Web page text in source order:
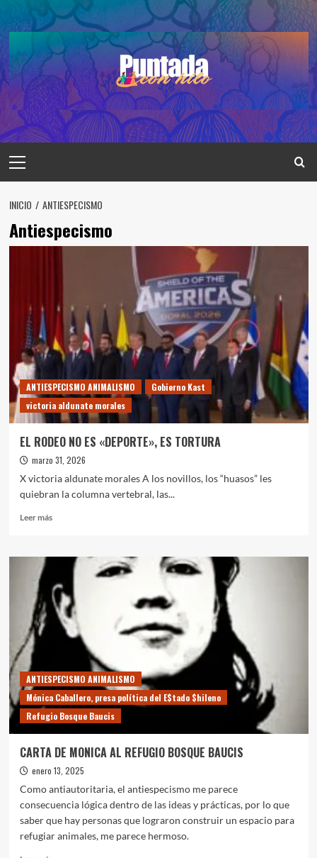
al
contenido
principal
INICIO ANTIESPECISMO
Antiespecismo
ANTIESPECISMO ANIMALISMO
Gobierno Kast
victoria aldunate morales
EL RODEO NO ES «DEPORTE», ES TORTURA
marzo 31, 2026
X victoria aldunate morales A los novillos, los “huasos” les
quiebran la columna vertebral, las...
Leer másLeer
EL
RODEO
NO
ES
«DEPORTE»,
ES
TORTURA
ANTIESPECISMO ANIMALISMO
Mónica Caballero, presa política del E$tado $hileno
Refugio Bosque Baucis
CARTA DE MONICA AL REFUGIO BOSQUE BAUCIS
enero 13, 2025
Como antiautoritaria, el antiespecismo me parece
consecuencia lógica dentro de las ideas y prácticas, por lo que
saber que hay personas que lograron construir un espacio para
refugiar animales, me parece hermoso.